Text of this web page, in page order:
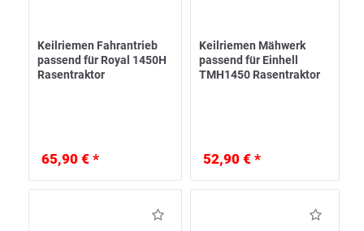
Keilriemen Fahrantrieb
passend für Royal 1450H
Rasentraktor
65,90 € *
Keilriemen Mähwerk
passend für Einhell
TMH1450 Rasentraktor
52,90 € *